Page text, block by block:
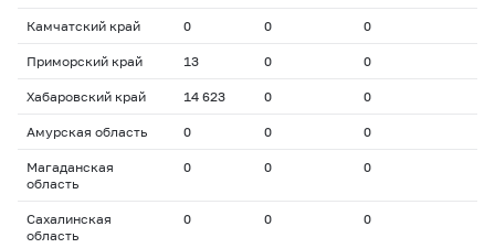
Камчатский край 0 0 0
Приморский край 13 0 0
Хабаровский край 14 623 0 0
Амурская область 0 0 0
Магаданская
область
0 0 0
Сахалинская
область
0 0 0